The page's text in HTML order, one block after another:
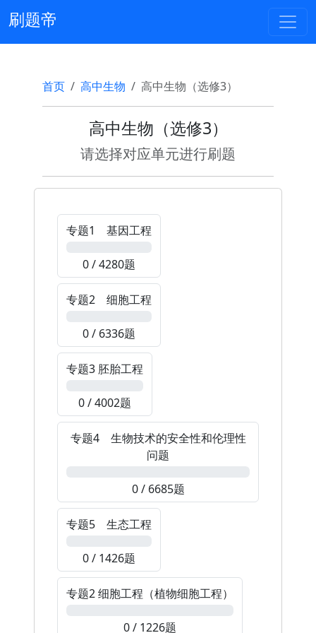
刷题帝
首页 高中生物 高中生物（选修3）
高中生物（选修3）
请选择对应单元进行刷题
专题1 基因工程
0 / 4280题
专题2 细胞工程
0 / 6336题
专题3 胚胎工程
0 / 4002题
专题4 生物技术的安全性和伦理性
问题
0 / 6685题
专题5 生态工程
0 / 1426题
专题2 细胞工程（植物细胞工程）
0 / 1226题